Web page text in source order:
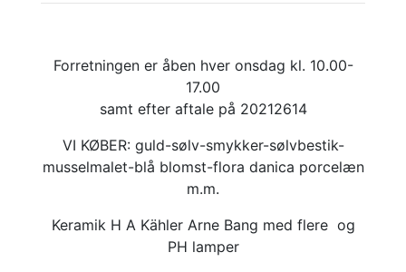
Forretningen er åben hver onsdag kl. 10.00-
17.00
samt efter aftale på 20212614
VI KØBER: guld-sølv-smykker-sølvbestik-
musselmalet-blå blomst-flora danica porcelæn
m.m.
Keramik H A Kähler Arne Bang med flere og
PH lamper